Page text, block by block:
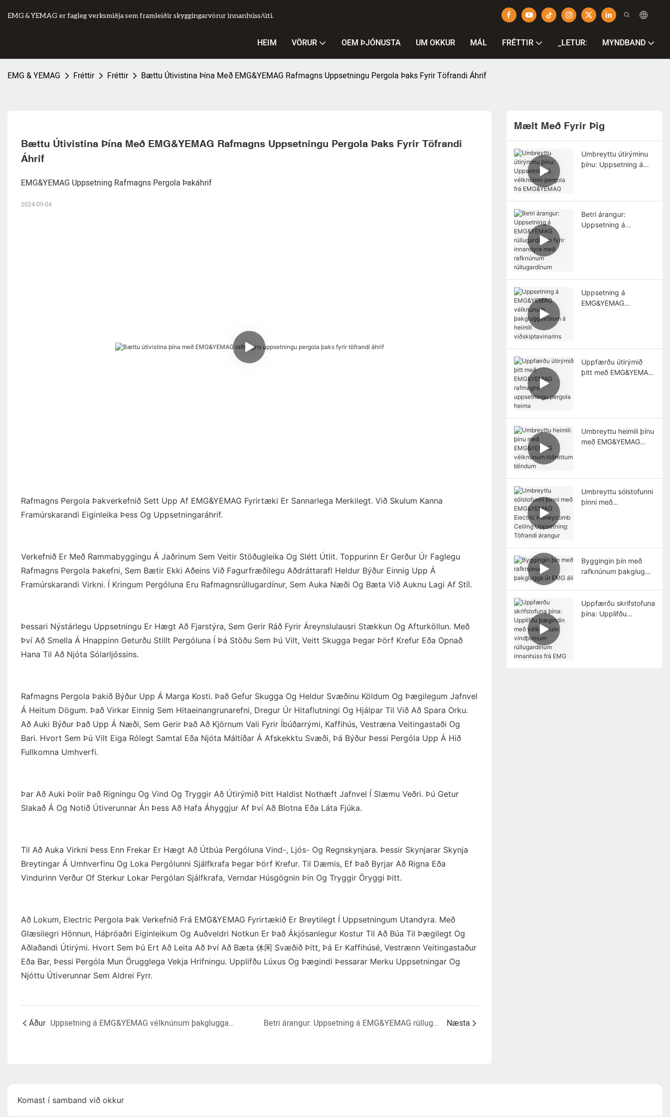
EMG & YEMAG er fagleg verksmiðja sem framleiðir skyggingarvörur innanhúss/úti.
HEIM VÖRUR OEM ÞJÓNUSTA UM OKKUR MÁL FRÉTTIR _LETUR: MYNDBAND
EMG & YEMAG Fréttir Fréttir Bættu Útivistina Þína Með EMG&YEMAG Rafmagns Uppsetningu Pergola Þaks Fyrir Töfrandi Áhrif
Bættu Útivistina Þína Með EMG&YEMAG Rafmagns Uppsetningu Pergola Þaks Fyrir Töfrandi
Áhrif
EMG&YEMAG Uppsetning Rafmagns Pergola Þakáhrif
2024-09-04
Rafmagns Pergola Þakverkefnið Sett Upp Af EMG&YEMAG Fyrirtæki Er Sannarlega Merkilegt. Við Skulum Kanna
Framúrskarandi Eiginleika Þess Og Uppsetningaráhrif.
Verkefnið Er Með Rammabyggingu Á Jaðrinum Sem Veitir Stöðugleika Og Slétt Útlit. Toppurinn Er Gerður Úr Faglegu
Rafmagns Pergola Þakefni, Sem Bætir Ekki Aðeins Við Fagurfræðilegu Aðdráttarafl Heldur Býður Einnig Upp Á
Framúrskarandi Virkni. Í Kringum Pergóluna Eru Rafmagnsrúllugardínur, Sem Auka Næði Og Bæta Við Auknu Lagi Af Stíl.
Þessari Nýstárlegu Uppsetningu Er Hægt Að Fjarstýra, Sem Gerir Ráð Fyrir Áreynslulausri Stækkun Og Afturköllun. Með
Því Að Smella Á Hnappinn Geturðu Stillt Pergóluna Í Þá Stöðu Sem Þú Vilt, Veitt Skugga Þegar Þörf Krefur Eða Opnað
Hana Til Að Njóta Sólarljóssins.
Rafmagns Pergola Þakið Býður Upp Á Marga Kosti. Það Gefur Skugga Og Heldur Svæðinu Köldum Og Þægilegum Jafnvel
Á Heitum Dögum. Það Virkar Einnig Sem Hitaeinangrunarefni, Dregur Úr Hitaflutningi Og Hjálpar Til Við Að Spara Orku.
Að Auki Býður Það Upp Á Næði, Sem Gerir Það Að Kjörnum Vali Fyrir Íbúðarrými, Kaffihús, Vestræna Veitingastaði Og
Bari. Hvort Sem Þú Vilt Eiga Rólegt Samtal Eða Njóta Máltíðar Á Afskekktu Svæði, Þá Býður Þessi Pergóla Upp Á Hið
Fullkomna Umhverfi.
Þar Að Auki Þolir Það Rigningu Og Vind Og Tryggir Að Útirýmið Þitt Haldist Nothæft Jafnvel Í Slæmu Veðri. Þú Getur
Slakað Á Og Notið Útiverunnar Án Þess Að Hafa Áhyggjur Af Því Að Blotna Eða Láta Fjúka.
Til Að Auka Virkni Þess Enn Frekar Er Hægt Að Útbúa Pergóluna Vind-, Ljós- Og Regnskynjara. Þessir Skynjarar Skynja
Breytingar Á Umhverfinu Og Loka Pergólunni Sjálfkrafa Þegar Þörf Krefur. Til Dæmis, Ef Það Byrjar Að Rigna Eða
Vindurinn Verður Of Sterkur Lokar Pergólan Sjálfkrafa, Verndar Húsgögnin Þín Og Tryggir Öryggi Þitt.
Að Lokum, Electric Pergola Þak Verkefnið Frá EMG&YEMAG Fyrirtækið Er Breytilegt Í Uppsetningum Utandyra. Með
Glæsilegri Hönnun, Háþróaðri Eiginleikum Og Auðveldri Notkun Er Það Ákjósanlegur Kostur Til Að Búa Til Þægilegt Og
Aðlaðandi Útirými. Hvort Sem Þú Ert Að Leita Að Því Að Bæta 休闲 Svæðið Þitt, Þá Er Kaffihúsé, Vestrænn Veitingastaður
Eða Bar, Þessi Pergóla Mun Örugglega Vekja Hrifningu. Upplifðu Lúxus Og Þægindi Þessarar Merku Uppsetningar Og
Njóttu Útiverunnar Sem Aldrei Fyrr.
Áður Uppsetning á EMG&YEMAG vélknúnum þakgluggavörum á heimili viðskiptavinarins Betri árangur: Uppsetning á EMG&YEMAG rúllugardínum fyrir innandyra með rafknúnum rúllugardínum Næsta
Mælt Með Fyrir Þig
Umbreyttu útirýminu
þínu: Uppsetning á
Betri árangur:
Uppsetning á
Uppsetning á
EMG&YEMAG
Uppfærðu útirýmið
þitt með EMG&YEMAG
Umbreyttu heimili þínu
með EMG&YEMAG
Umbreyttu sólstofunni
þinni með
Byggingin þín með
rafknúnum þakglugga
Uppfærðu skrifstofuna
þína: Upplifðu
Komast í samband við okkur